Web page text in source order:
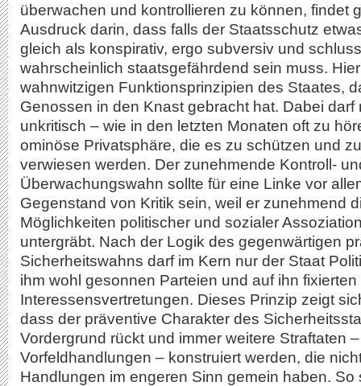
überwachen und kontrollieren zu können, findet
Ausdruck darin, dass falls der Staatsschutz
gleich als konspirativ, ergo subversiv und
wahrscheinlich staatsgefährdend sein muss.
wahnwitzigen Funktionsprinzipien des Staates,
Genossen in den Knast gebracht hat. Dabei darf
unkritisch – wie in den letzten Monaten oft zu
ominöse Privatsphäre, die es zu schützen und
verwiesen werden. Der zunehmende Kontroll-
Überwachungswahn sollte für eine Linke vor
Gegenstand von Kritik sein, weil er zunehmend
Möglichkeiten politischer und sozialer
untergräbt. Nach der Logik des gegenwärtigen
Sicherheitswahns darf im Kern nur der Staat
ihm wohl gesonnen Parteien und auf ihn fixierten
Interessensvertretungen. Dieses Prinzip zeigt
dass der präventive Charakter des
Vordergrund rückt und immer weitere Straftaten
Vorfeldhandlungen – konstruiert werden, die
Handlungen im engeren Sinn gemein haben. So